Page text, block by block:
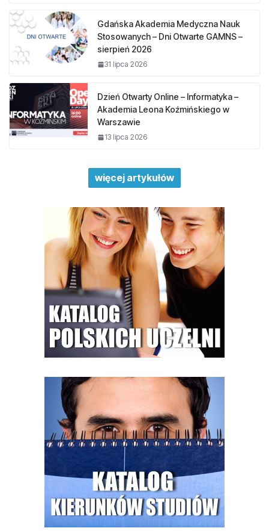
Gdańska Akademia Medyczna Nauk
Stosowanych – Dni Otwarte GAMNS –
sierpień 2026
31 lipca 2026
Dzień Otwarty Online – Informatyka –
Akademia Leona Koźmińskiego w
Warszawie
13 lipca 2026
więcej artykułów